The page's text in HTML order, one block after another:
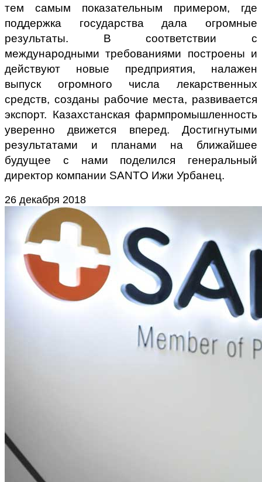
тем самым показательным примером, где
поддержка государства дала огромные
результаты. В соответствии с
международными требованиями построены и
действуют новые предприятия, налажен
выпуск огромного числа лекарственных
средств, созданы рабочие места, развивается
экспорт. Казахстанская фармпромышленность
уверенно движется вперед. Достигнутыми
результатами и планами на ближайшее
будущее с нами поделился генеральный
директор компании SANTO Ижи Урбанец.
26 декабря 2018